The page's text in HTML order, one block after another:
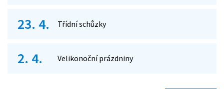
23. 4. Třídní schůzky
2. 4. Velikonoční prázdniny